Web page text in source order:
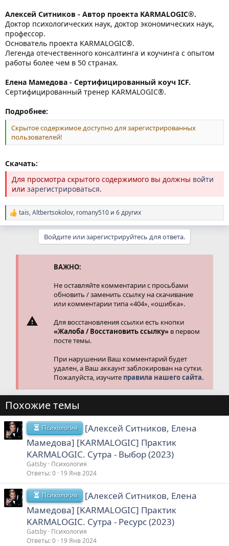
Алексей Ситников - Автор проекта KARMALOGIC®.
Доктор психологических наук, доктор экономических наук,
профессор.
Основатель проекта KARMALOGIC®.
Легенда отечественного консалтинга и коучинга с опытом
работы более чем в 50 странах.
Елена Мамедова - Сертифицированный коуч ICF.
Сертифицированный тренер KARMALOGIC®.
Подробнее:
Скрытое содержимое доступно для зарегистрированных
пользователей!
Скачать:
Для просмотра скрытого содержимого вы должны войти
или зарегистрироваться.
Р
е
tais,Altbertsokolov, romany510 и 6 других
Войдите или зарегистрируйтесь для ответа.
ВАЖНО:
Не оставляйте комментарии с просьбами
обновить / заменить ссылку на скачивание
или комментарии типа «404», «ошибка».
Для восстановления ссылки есть кнопки
«Жалоба / Восстановить ссылку» в первом
посте темы.
При нарушении Ваш комментарий будет
удален, а Ваш аккаунт заблокирован на сутки.
Пожалуйста, изучите правила нашего сайта.
Похожие темы
Психология
[Алексей Ситников, Елена
Мамедова] [KARMALOGIC] Практик
KARMALOGIC. Сутра - Выбор (2023)
Gatsby Психология
Ответы 0 19 Янв 2024
Психология
[Алексей Ситников, Елена
Мамедова] [KARMALOGIC] Практик
KARMALOGIC. Сутра - Ресурс (2023)
Gatsby Психология
Ответы 0 19 Янв 2024